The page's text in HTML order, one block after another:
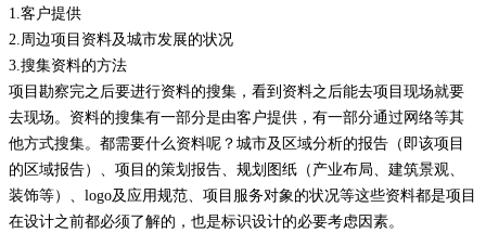
1. 客户提供
2. 周边项目资料及城市发展的状况
3. 搜集资料的方法
项目勘察完之后要进行资料的搜集，看到资料之后能去项目现场就要
去现场。资料的搜集有一部分是由客户提供，有一部分通过网络等其
他方式搜集。都需要什么资料呢？城市及区域分析的报告（即该项目
的区域报告）、项目的策划报告、规划图纸（产业布局、建筑景观、
装饰等）、 logo及应用规范、项目服务对象的状况等这些资料都是项目
在设计之前都必须了解的，也是标识设计的必要考虑因素。